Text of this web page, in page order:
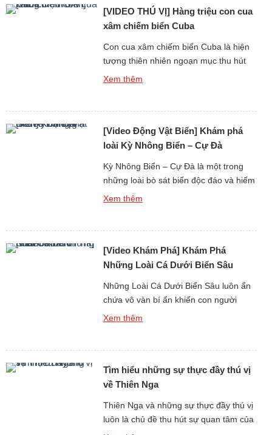
như “đôi mắt […]
[VIDEO THÚ VỊ] Hàng triệu con cua
xâm chiếm biển Cuba
Con cua xâm chiếm biển Cuba là hiện
tượng thiên nhiên ngoạn mục thu hút
sự chú ý của hàng triệu người trên thế
Khi hàng triệu con cua di chuyển […]
Xem thêm
[Video Động Vật Biển] Khám phá
loài Kỳ Nhông Biển – Cự Đà
Kỳ Nhông Biển – Cự Đà là một trong
những loài bò sát biển độc đáo và hiếm
hoi trên thế giới, thu hút sự chú ý không
các loài động […]
Xem thêm
[Video Khám Phá] Khám Phá
Những Loài Cá Dưới Biển Sâu
Những Loài Cá Dưới Biển Sâu luôn ẩn
chứa vô vàn bí ẩn khiến con người
không khỏi tò mò, đặc biệt là tiếng kêu
nghìn mét dưới mặt […]
Xem thêm
Tìm hiểu những sự thực đầy thú vị
về Thiên Nga
Thiên Nga và những sự thực đầy thú vị
luôn là chủ đề thu hút sự quan tâm của